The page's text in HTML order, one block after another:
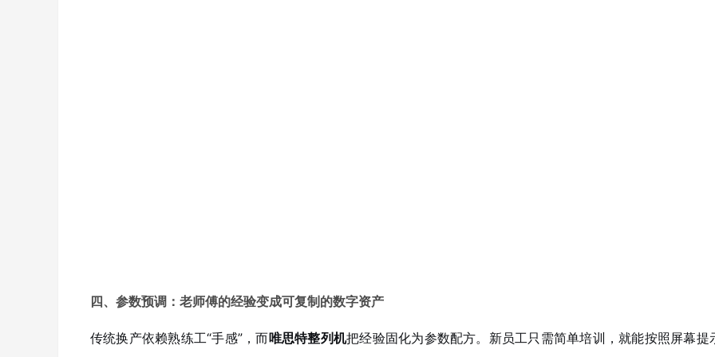
四、参数预调：老师傅的经验变成可复制的数字资产
传统换产依赖熟练工“手感”，而唯思特整列机把经验固化为参数配方。新员工只需简单培训，就能按照屏幕提